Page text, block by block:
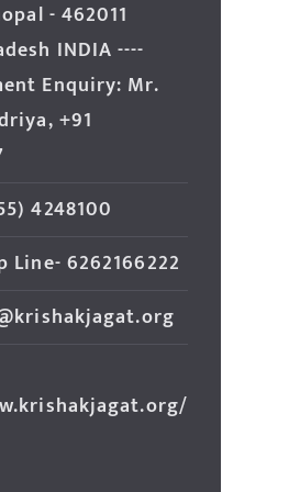
- 462011
INDIA ----
Enquiry: Mr.
+91
4248100
Line- 6262166222